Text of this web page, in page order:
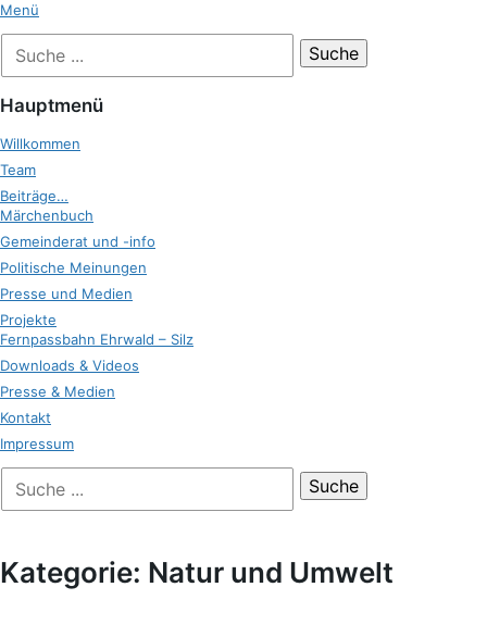
Zum
springen
Menü
nach:
Hauptmenü
Willkommen
Team
Beiträge…
Märchenbuch
Gemeinderat und -info
Politische Meinungen
Presse und Medien
Projekte
Fernpassbahn Ehrwald – Silz
Downloads & Videos
Presse & Medien
Kontakt
Impressum
der
Suche
nach:
Kategorie: Natur und Umwelt